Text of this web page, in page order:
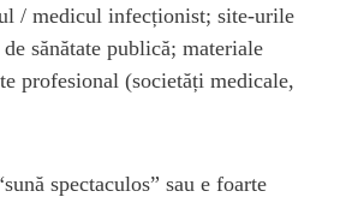
/ medicul infecționist; site-urile
sănătate publică; materiale
profesional (societăți medicale,
spectaculos” sau e foarte